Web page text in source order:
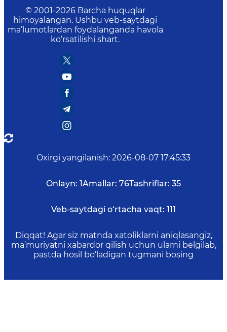
© 2001-2026 Barcha huquqlar
himoyalangan. Ushbu veb-saytdagi
ma’lumotlardan foydalanganda havola
ko‘rsatilishi shart.
Oxirgi yangilanish: 2026-08-07 17:45:33
Onlayn: 1Amallar: 76Tashriflar: 35
Veb-saytdagi o‘rtacha vaqt: 111
Diqqat! Agar siz matnda xatoliklarni aniqlasangiz,
ma’muriyatni xabardor qilish uchun ularni belgilab,
pastda hosil bo‘ladigan tugmani bosing